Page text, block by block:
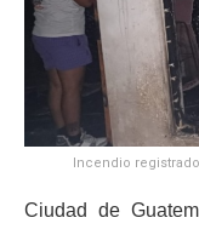
Incendio
Ciudad de